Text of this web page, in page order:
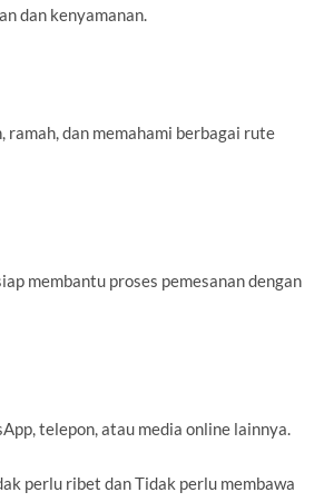
dan kenyamanan.
ramah, dan memahami berbagai rute
membantu proses pemesanan dengan
telepon, atau media online lainnya.
perlu ribet dan Tidak perlu membawa